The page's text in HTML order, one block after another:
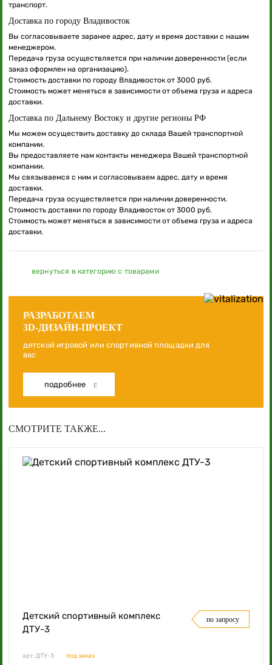
транспорт.
Доставка по городу Владивосток
Вы согласовываете заранее адрес, дату и время доставки с нашим
менеджером.
Передача груза осуществляется при наличии доверенности (если
заказ оформлен на организацию).
Стоимость доставки по городу Владивосток от 3000 руб.
Стоимость может меняться в зависимости от объема груза и адреса
доставки.
Доставка по Дальнему Востоку и другие регионы РФ
Мы можем осуществить доставку до склада Вашей транспортной
компании.
Вы предоставляете нам контакты менеджера Вашей транспортной
компании.
Мы связываемся с ним и согласовываем адрес, дату и время
доставки.
Передача груза осуществляется при наличии доверенности.
Стоимость доставки по городу Владивосток от 3000 руб.
Стоимость может меняться в зависимости от объема груза и адреса
доставки.
вернуться в категорию с товарами
РАЗРАБОТАЕМ
3D-ДИЗАЙН-ПРОЕКТ
детской игровой или спортивной площадки для
вас
подробнее
СМОТРИТЕ ТАКЖЕ...
Детский спортивный комплекс
ДТУ-3
по запросу
арт: ДТУ-3 под заказ